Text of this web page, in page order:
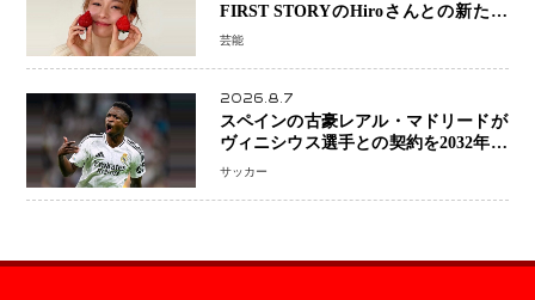
FIRST STORYのHiroさんとの新たな
家族生活「母子ともに健康」
芸能
2026.8.7
スペインの古豪レアル・マドリードが
ヴィニシウス選手との契約を2032年ま
で延長 長期交渉が決着 年俸は約43億
サッカー